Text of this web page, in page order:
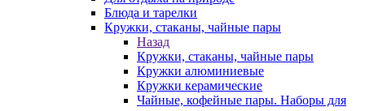
Блюда и тарелки
Кружки, стаканы, чайные пары
Назад
Кружки, стаканы, чайные пары
Кружки алюминиевые
Кружки керамические
Чайные, кофейные пары. Наборы для